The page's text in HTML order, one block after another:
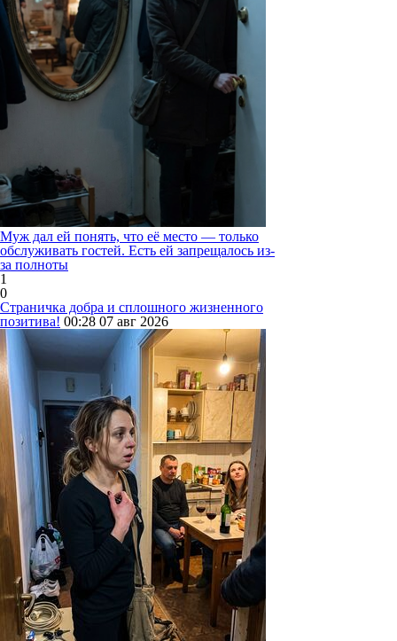
Муж дал ей понять, что её место — только
обслуживать гостей. Есть ей запрещалось из-
за полноты
1
0
Страничка добра и сплошного жизненного
позитива! 00:28 07 авг 2026